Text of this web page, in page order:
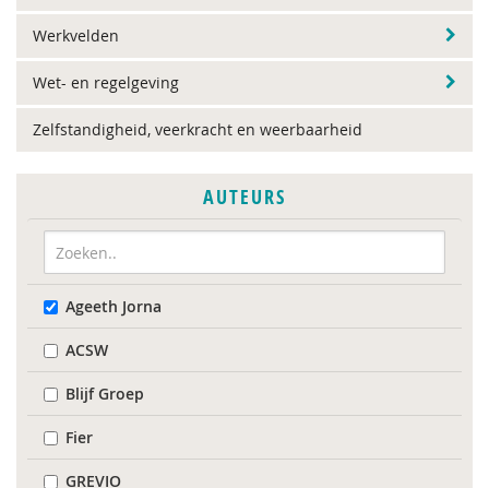
Werkvelden
Wet- en regelgeving
Zelfstandigheid, veerkracht en weerbaarheid
AUTEURS
Ageeth Jorna
ACSW
Blijf Groep
Fier
GREVIO